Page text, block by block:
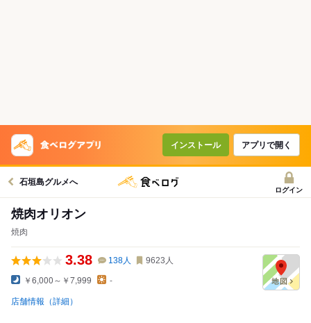
インストール アプリで開く
石垣島グルメへ
ログイン
焼肉オリオン
焼肉
3.38 138人 9623 人
￥6,000～￥7,999 -
店舗情報（詳細）